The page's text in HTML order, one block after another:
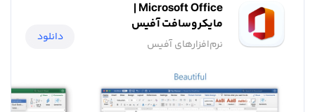
Microsoft Office |
مایکروسافت آفیس
نرم‌افزار‌های آفیس دانلود